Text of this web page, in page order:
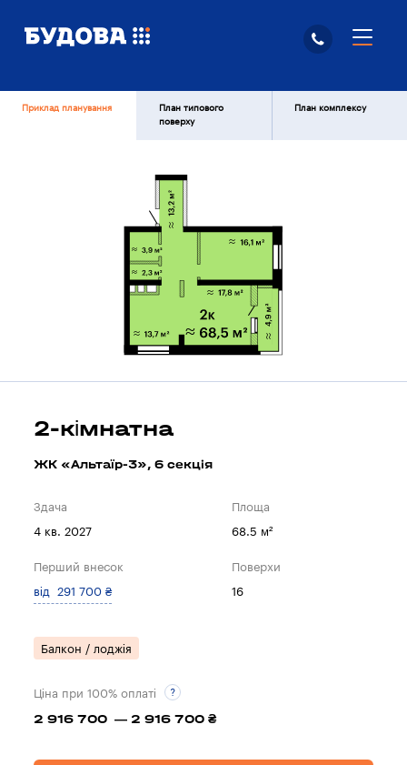
Приклад планування
План типового
поверху
План комплексу
2-кімнатна
ЖК «Альтаїр-3», 6 секцiя
Здача
4 кв. 2027
Площа
68.5 м²
Перший внесок
від 291 700 ₴
Поверхи
16
Балкон / лоджія
Ціна при 100% оплаті
2 916 700 — 2 916 700 ₴